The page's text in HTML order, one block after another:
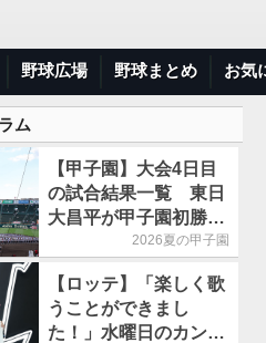
野球広場 野球まとめ お気
ム
【甲子園】大会4日目
の試合結果一覧 東日
大昌平が甲子園初勝
利、青森山田は1点差
2026夏の甲子園
【ロッテ】「楽しく歌
うことができまし
た！」水曜日のカンパ